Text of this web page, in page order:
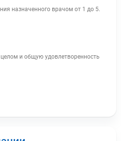
назначенного врачом от 1 до 5.
и общую удовлетворенность